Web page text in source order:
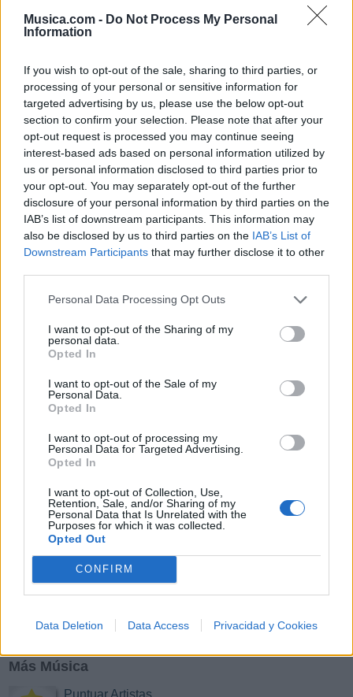
Musica.com - Do Not Process My Personal
Information
If you wish to opt-out of the sale, sharing to third parties, or
processing of your personal or sensitive information for
targeted advertising by us, please use the below opt-out
section to confirm your selection. Please note that after your
opt-out request is processed you may continue seeing
interest-based ads based on personal information utilized by
us or personal information disclosed to third parties prior to
your opt-out. You may separately opt-out of the further
disclosure of your personal information by third parties on the
IAB’s list of downstream participants. This information may
also be disclosed by us to third parties on the IAB’s List of
Downstream Participants that may further disclose it to other
Personal Data Processing Opt Outs
I want to opt-out of the Sharing of my
personal data.
Opted In
I want to opt-out of the Sale of my
Personal Data.
Opted In
I want to opt-out of processing my
Personal Data for Targeted Advertising.
Opted In
I want to opt-out of Collection, Use,
Retention, Sale, and/or Sharing of my
Personal Data that Is Unrelated with the
Purposes for which it was collected.
Opted Out
CONFIRM
Data Deletion Data Access Privacidad y Cookies
Añadir un comentario ...
🪐🚀 Canciones para Ver las Estrellas:
Psicodelia y Space Rock 🎸✨
🌌🚀 Viaje intergaláctico: la mejor selección de
psicodelia, space rock y atmósferas cósmicas para
tus noches de astronomía. 🪐🎸 Desconecta, mira
al firmamento y siente la gravedad cero. 💾 ¡Guarda
esta colección para tu próxima noche estrellada!
✨⭐
Letras Top Artistas Playlists
N O P W
Más Música
Puntuar Artistas